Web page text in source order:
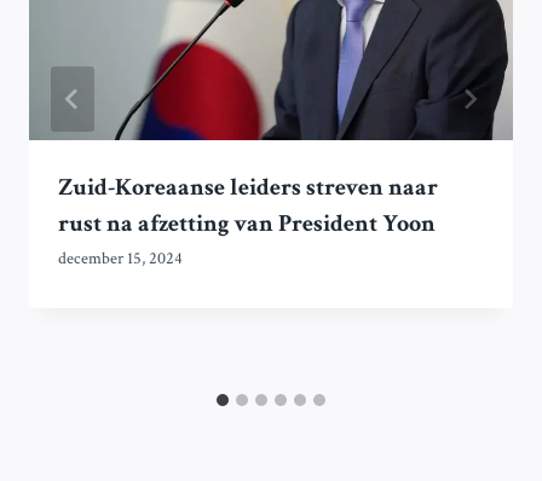
Zuid-Koreaanse leiders streven naar
rust na afzetting van President Yoon
december 15, 2024